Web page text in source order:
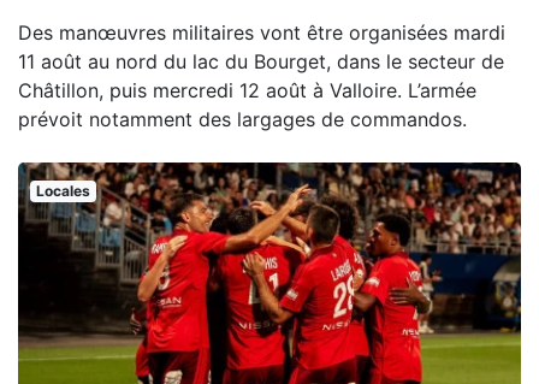
Des manœuvres militaires vont être organisées mardi
11 août au nord du lac du Bourget, dans le secteur de
Châtillon, puis mercredi 12 août à Valloire. L’armée
prévoit notamment des largages de commandos.
Locales